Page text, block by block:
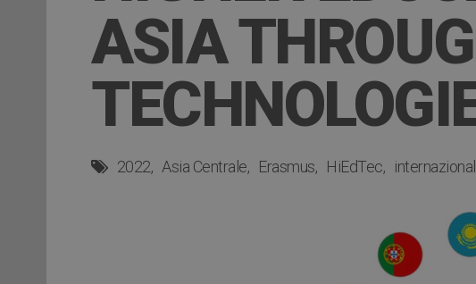
ASIA
2022 Asia Centrale Erasmus HiEdTec